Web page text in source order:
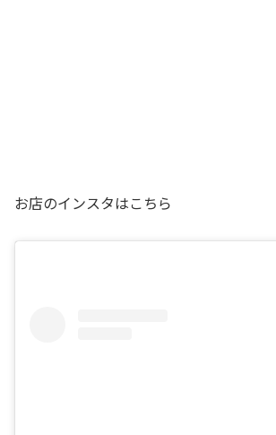
お店のインスタはこちら